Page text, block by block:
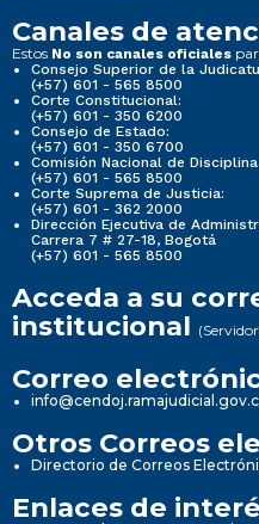
Canales de
Estos No son canales oficiales
Consejo Superior de la
(+57) 601 - 565 8500
Corte Constitucional:
(+57) 601 - 350 6200
Consejo de Estado:
(+57) 601 - 350 6700
Comisión Nacional de
(+57) 601 - 565 8500
Corte Suprema de Justicia:
(+57) 601 - 362 2000
Dirección Ejecutiva de
Carrera 7 # 27-18, Bogotá
(+57) 601 - 565 8500
Acceda a su
institucional
Correo
Otros Correos
Directorio de Correos
Enlaces de